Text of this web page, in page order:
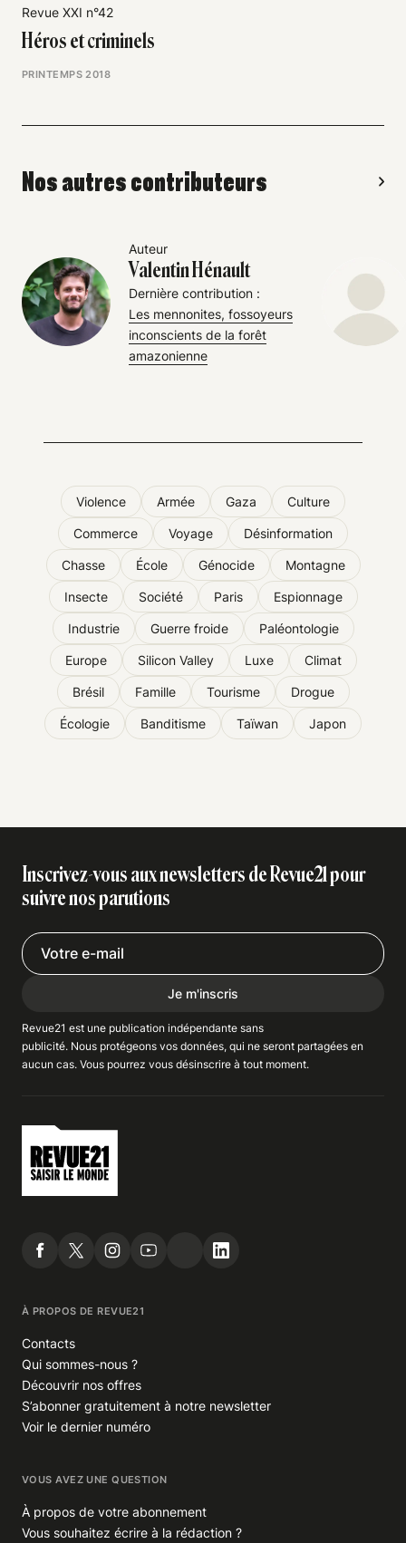
Revue XXI n°42
Héros et criminels
PRINTEMPS 2018
Nos autres contributeurs
Auteur
Valentin Hénault
Dernière contribution :
Les mennonites, fossoyeurs
inconscients de la forêt
amazonienne
Violence Armée Gaza Culture
Commerce Voyage Désinformation
Chasse École Génocide Montagne
Insecte Société Paris Espionnage
Industrie Guerre froide Paléontologie
Europe Silicon Valley Luxe Climat
Brésil Famille Tourisme Drogue
Écologie Banditisme Taïwan Japon
Inscrivez-vous aux newsletters de Revue21 pour
suivre nos parutions
Je m'inscris
Revue21 est une publication indépendante sans
publicité. Nous protégeons vos données, qui ne seront partagées en
aucun cas. Vous pourrez vous désinscrire à tout moment.
À PROPOS DE REVUE21
Contacts
Qui sommes-nous ?
Découvrir nos offres
S’abonner gratuitement à notre newsletter
Voir le dernier numéro
VOUS AVEZ UNE QUESTION
À propos de votre abonnement
Vous souhaitez écrire à la rédaction ?